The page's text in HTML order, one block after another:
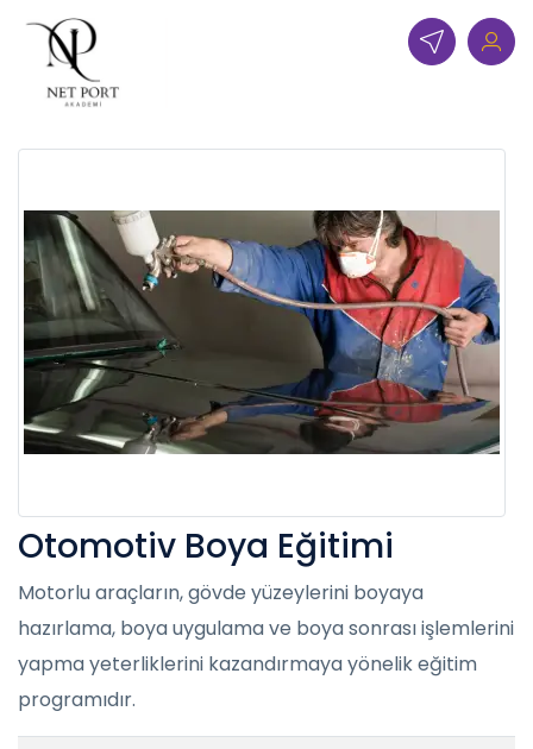
Otomotiv Boya Eğitimi
Motorlu araçların, gövde yüzeylerini boyaya
hazırlama, boya uygulama ve boya sonrası işlemlerini
yapma yeterliklerini kazandırmaya yönelik eğitim
programıdır.